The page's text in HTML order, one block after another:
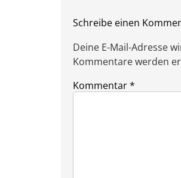
Schreibe einen
Deine E-Mail-Adresse
Kommentare werden
Kommentar*